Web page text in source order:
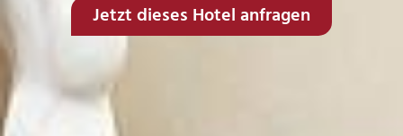
Jetzt dieses Hotel anfragen